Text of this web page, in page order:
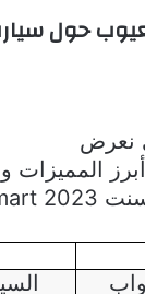
حول
نعرض
أبرز المميزات
2023